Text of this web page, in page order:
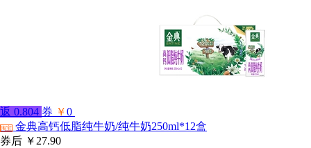
返 0.804 券 ￥0
淘宝 金典高钙低脂纯牛奶/纯牛奶250ml*12盒
券后 ￥27.90